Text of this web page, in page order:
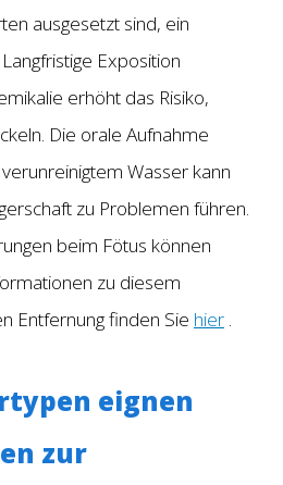
ausgesetzt sind, ein
Exposition
erhöht das Risiko,
Die orale Aufnahme
Wasser kann
zu Problemen führen.
beim Fötus können
zu diesem
Entfernung finden Sie hier .
eignen
zur